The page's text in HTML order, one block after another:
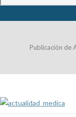
Publicación de